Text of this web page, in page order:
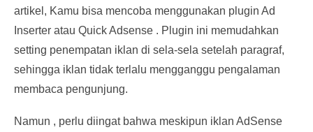
artikel, Kamu bisa mencoba menggunakan plugin Ad
Inserter atau Quick Adsense . Plugin ini memudahkan
setting penempatan iklan di sela-sela setelah paragraf,
sehingga iklan tidak terlalu mengganggu pengalaman
membaca pengunjung.
Namun , perlu diingat bahwa meskipun iklan AdSense